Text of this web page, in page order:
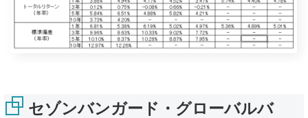
セゾンバンガード・グローバルバ